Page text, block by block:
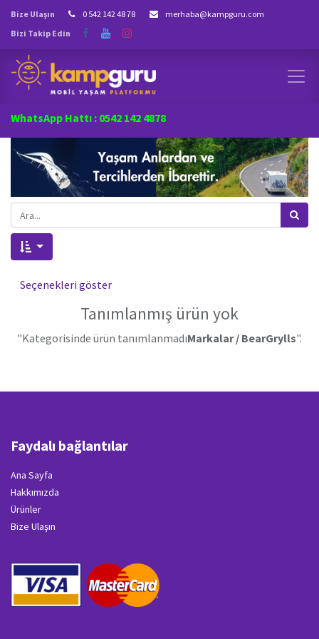
Bize Ulaşın 0 542 142 48 78
merhaba@kampguru.com
Bizi Takip Edin
WhatsApp Hattı : 0542 142 4878
Seçenekleri göster
Tanımlanmış ürün yok
"Kategorisinde ürün tanımlanmadıMarkalar / BearGrylls".
Faydalı bağlantılar
Ana Sayfa
Hakkımızda
Ürünler
Bize Ulaşın